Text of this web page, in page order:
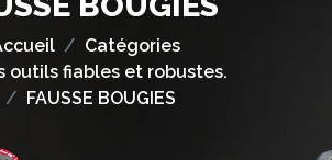
Catégories
outils fiables et robustes.
FAUSSE BOUGIES